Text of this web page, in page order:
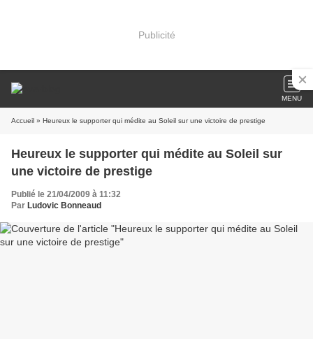
Publicité
MENU
Accueil » Heureux le supporter qui médite au Soleil sur une victoire de prestige
Heureux le supporter qui médite au Soleil sur
une victoire de prestige
Publié le 21/04/2009 à 11:32
Par Ludovic Bonneaud